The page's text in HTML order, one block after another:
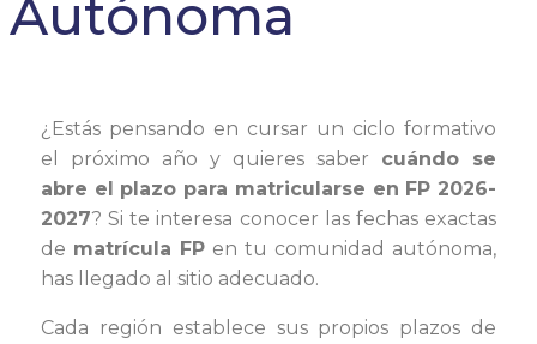
Autónoma
¿Estás pensando en cursar un ciclo formativo
el próximo año y quieres saber cuándo se
abre el plazo para matricularse en FP 2026-
2027? Si te interesa conocer las fechas exactas
de matrícula FP en tu comunidad autónoma,
has llegado al sitio adecuado.
Cada región establece sus propios plazos de